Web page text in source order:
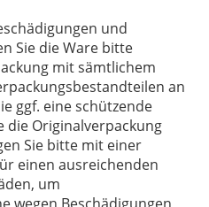
und
Sie die Ware bitte
mit sämtlichem
an
ggf. eine schützende
die Originalverpackung
Sie bitte mit einer
einen ausreichenden
um